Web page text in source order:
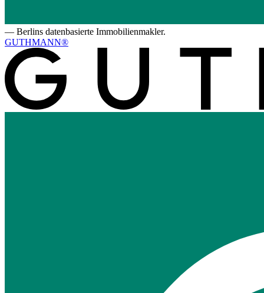
— Berlins datenbasierte Immobilienmakler.
GUTHMANN®